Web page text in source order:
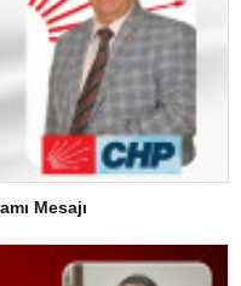
Mesajı